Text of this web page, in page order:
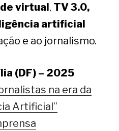
virtual, TV 3.0,
artificial
e ao jornalismo.
(DF) – 2025
na era da
Artificial”